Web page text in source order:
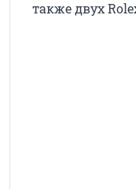
также двух